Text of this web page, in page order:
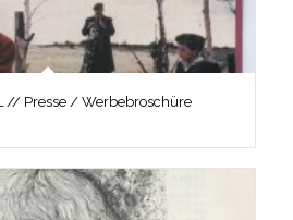
// Presse / Werbebroschüre